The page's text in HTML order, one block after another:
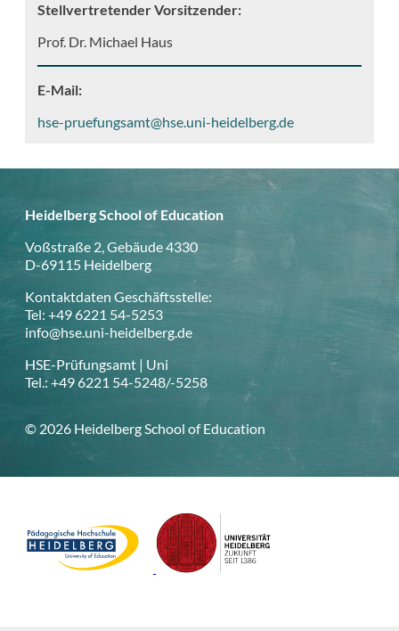
Stellvertretender Vorsitzender:
Prof. Dr. Michael Haus
E-Mail:
hse-pruefungsamt@hse.uni-heidelberg.de
Heidelberg School of Education
Voßstraße 2, Gebäude 4330
D-69115 Heidelberg
Kontaktdaten Geschäftsstelle:
Tel: +49 6221 54-5253
info@hse.uni-heidelberg.de
HSE-Prüfungsamt | Uni
Tel.: +49 6221 54-5248/-5258
© 2026 Heidelberg School of Education